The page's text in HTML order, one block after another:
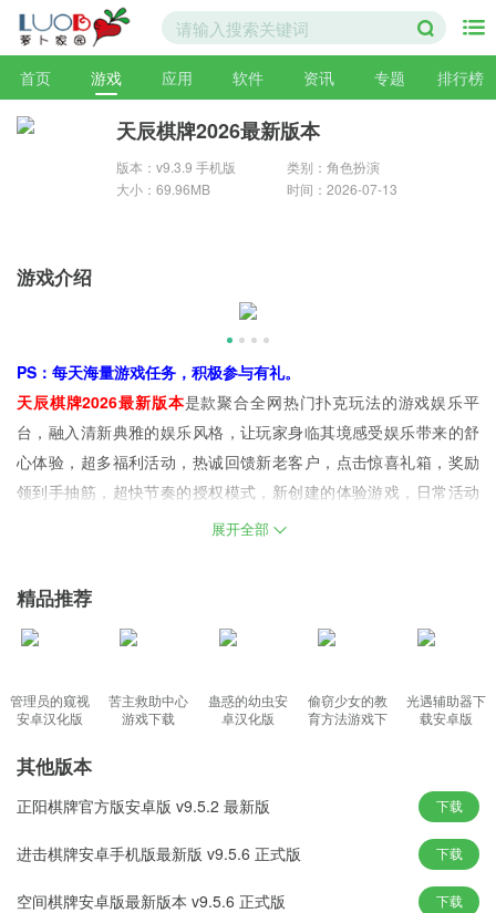
首页 游戏 应用 软件 资讯 专题 排行榜
天辰棋牌2026最新版本
版本：v9.3.9 手机版
类别：角色扮演
大小：69.96MB
时间：2026-07-13
游戏介绍
PS：每天海量游戏任务，积极参与有礼。
天辰棋牌2026最新版本是款聚合全网热门扑克玩法的游戏娱乐平
台，融入清新典雅的娱乐风格，让玩家身临其境感受娱乐带来的舒
心体验，超多福利活动，热诚回馈新老客户，点击惊喜礼箱，奖励
领到手抽筋，超快节奏的授权模式，新创建的体验游戏，日常活动
奖励和奖励不断发送，感受真实激爽的真人对战，凭实力赢牌赢
验。
1、快速游戏对局挑战，新颖玩法内容，多样化的模式内容，轻松选
2、对于高手就有用更高的水平去迎战，这样才能将真正的乐趣收获
起来。
3、简单对局线上体验，真实对战给你最好的娱乐方式，打牌就要来
这里。
4、超自由对战火爆来袭，各地奇葩玩法线上拥有，立等可取的开展
展开全部
精品推荐
管理员的窥视
安卓汉化版
苦主救助中心
游戏下载
蛊惑的幼虫安
卓汉化版
偷窃少女的教
育方法游戏下
光遇辅助器下
载安卓版
其他版本
正阳棋牌官方版安卓版 v9.5.2 最新版 下载
进击棋牌安卓手机版最新版 v9.5.6 正式版 下载
空间棋牌安卓版最新版本 v9.5.6 正式版 下载